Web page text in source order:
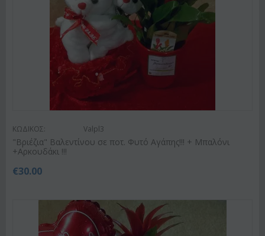
ΚΩΔΙΚΟΣ: Valpl3
"Βριέζια" Βαλεντίνου σε ποτ. Φυτό Αγάπης!!! + Μπαλόνι
+Αρκουδάκι !!!
€30.00